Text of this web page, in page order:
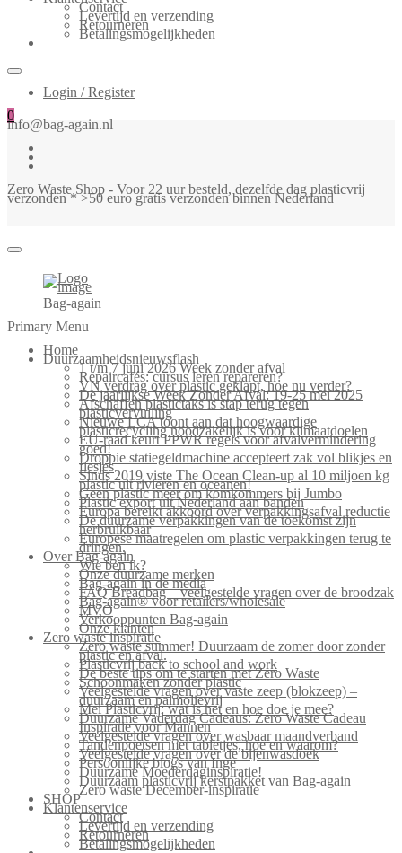
Contact
Levertijd en verzending
Retourneren
Betalingsmogelijkheden
Login / Register
0
info@bag-again.nl
Zero Waste Shop - Voor 22 uur besteld, dezelfde dag plasticvrij
verzonden * >50 euro gratis verzonden binnen Nederland
Bag-again
Primary Menu
Home
Duurzaamheidsnieuwsflash
1 t/m 7 juni 2026 Week zonder afval
Repaircafés: cursus leren repareren?
VN verdrag over plastic geklapt, hoe nu verder?
De jaarlijkse Week Zonder Afval: 19-25 mei 2025
Afschaffen plastictaks is stap terug tegen
plasticvervuiling
Nieuwe LCA toont aan dat hoogwaardige
plasticrecycling noodzakelijk is voor klimaatdoelen
EU-raad keurt PPWR regels voor afvalvermindering
goed!
Droppie statiegeldmachine accepteert zak vol blikjes en
flesjes
Sinds 2019 viste The Ocean Clean-up al 10 miljoen kg
plastic uit rivieren en oceanen!
Geen plastic meer om komkommers bij Jumbo
Plastic export uit Nederland aan banden
Europa bereikt akkoord over verpakkingsafval reductie
De duurzame verpakkingen van de toekomst zijn
herbruikbaar
Europese maatregelen om plastic verpakkingen terug te
dringen.
Over Bag-again
Wie ben ik?
Onze duurzame merken
Bag-again in de media
FAQ Breadbag – veelgestelde vragen over de broodzak
Bag-again® voor retailers/wholesale
MVO
Verkooppunten Bag-again
Onze klanten
Zero waste inspiratie
Zero waste summer! Duurzaam de zomer door zonder
plastic en afval.
Plasticvrij back to school and work
De beste tips om te starten met Zero Waste
Schoonmaken zonder plastic
Veelgestelde vragen over vaste zeep (blokzeep) –
duurzaam en palmolievrij
Mei Plasticvrij: wat is het en hoe doe je mee?
Duurzame Vaderdag Cadeaus: Zero Waste Cadeau
Inspiratie voor Mannen
Veelgestelde vragen over wasbaar maandverband
Tandenpoetsen met tabletjes, hoe en waarom?
Veelgestelde vragen over de bijenwasdoek
Persoonlijke blogs van Inge
Duurzame Moederdaginspiratie!
Duurzaam plasticvrij kerstpakket van Bag-again
Zero waste December-inspiratie
SHOP
Klantenservice
Contact
Levertijd en verzending
Retourneren
Betalingsmogelijkheden